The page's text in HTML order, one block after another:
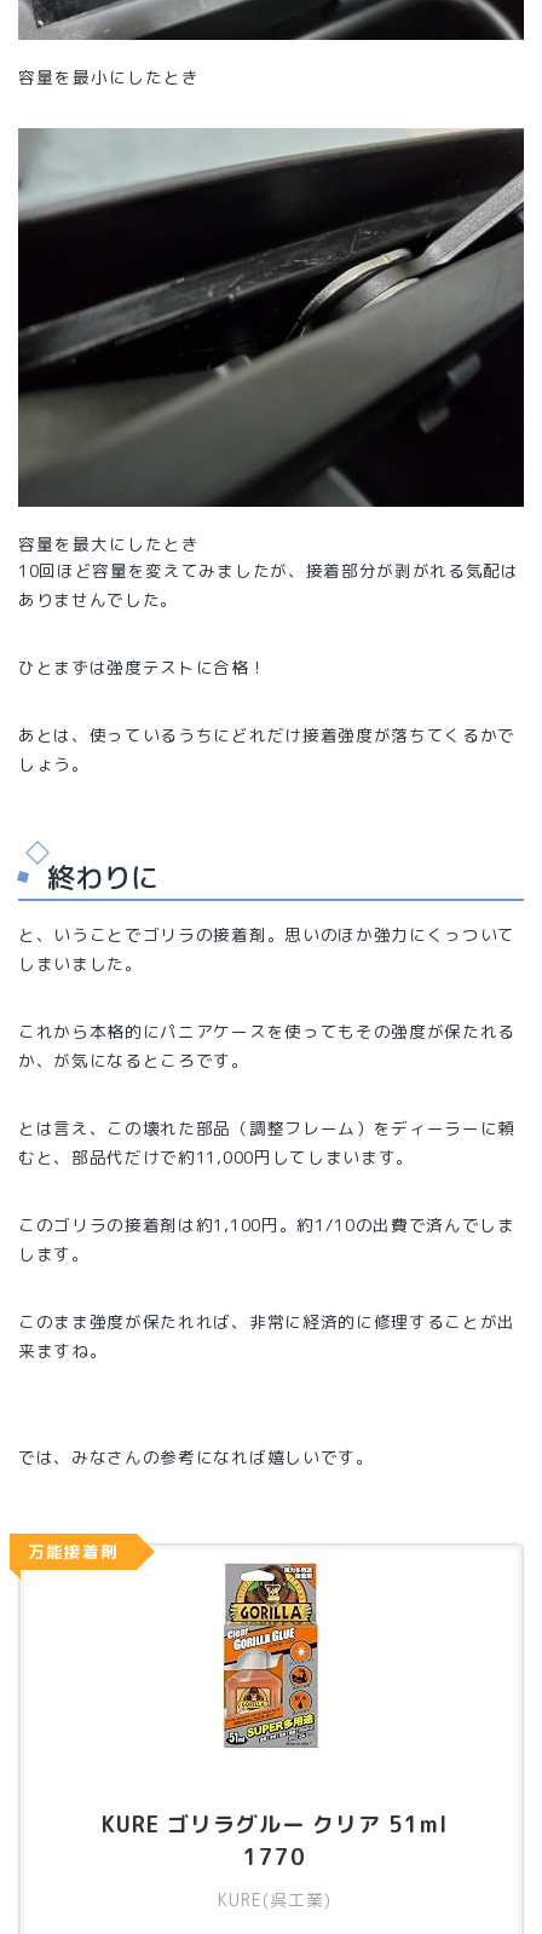
容量を最小にしたとき
容量を最大にしたとき
10回ほど容量を変えてみましたが、接着部分が剥がれる気配は
ありませんでした。
ひとまずは強度テストに合格！
あとは、使っているうちにどれだけ接着強度が落ちてくるかで
しょう。
終わりに
と、いうことでゴリラの接着剤。思いのほか強力にくっついて
しまいました。
これから本格的にパニアケースを使ってもその強度が保たれる
か、が気になるところです。
とは言え、この壊れた部品（調整フレーム）をディーラーに頼
むと、部品代だけで約11,000円してしまいます。
このゴリラの接着剤は約1,100円。約1/10の出費で済んでしま
します。
このまま強度が保たれれば、非常に経済的に修理することが出
来ますね。
では、みなさんの参考になれば嬉しいです。
KURE ゴリラグルー クリア 51ml
1770
KURE(呉工業)
万能接着剤